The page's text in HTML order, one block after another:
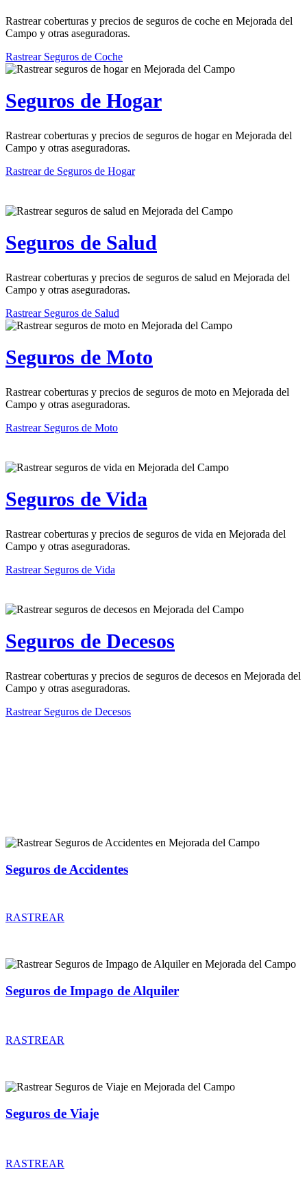
Rastrear coberturas y precios de seguros de coche en Mejorada del
Campo y otras aseguradoras.
Rastrear Seguros de Coche
Seguros de Hogar
Rastrear coberturas y precios de seguros de hogar en Mejorada del
Campo y otras aseguradoras.
Rastrear de Seguros de Hogar
Seguros de Salud
Rastrear coberturas y precios de seguros de salud en Mejorada del
Campo y otras aseguradoras.
Rastrear Seguros de Salud
Seguros de Moto
Rastrear coberturas y precios de seguros de moto en Mejorada del
Campo y otras aseguradoras.
Rastrear Seguros de Moto
Seguros de Vida
Rastrear coberturas y precios de seguros de vida en Mejorada del
Campo y otras aseguradoras.
Rastrear Seguros de Vida
Seguros de Decesos
Rastrear coberturas y precios de seguros de decesos en Mejorada del
Campo y otras aseguradoras.
Rastrear Seguros de Decesos
Seguros de Accidentes
RASTREAR
Seguros de Impago de Alquiler
RASTREAR
Seguros de Viaje
RASTREAR